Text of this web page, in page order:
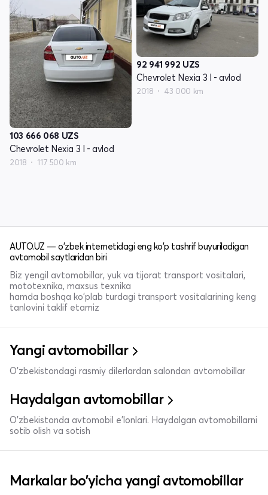
103 666 068 UZS
Chevrolet Nexia 3 I - avlod
2018 117 500 km
92 941 992 UZS
Chevrolet Nexia 3 I - avlod
2018 43 000 km
AUTO.UZ — o'zbek internetidagi eng ko'p tashrif buyuriladigan
avtomobil saytlaridan biri
Biz yengil avtomobillar, yuk va tijorat transport vositalari,
mototexnika, maxsus texnika
hamda boshqa ko'plab turdagi transport vositalarining keng
tanlovini taklif etamiz
Yangi avtomobillar
O'zbekistondagi rasmiy dilerlardan salondan avtomobillar
Haydalgan avtomobillar
O'zbekistonda avtomobil e’lonlari. Haydalgan avtomobillarni
sotib olish va sotish
Markalar bo'yicha yangi avtomobillar